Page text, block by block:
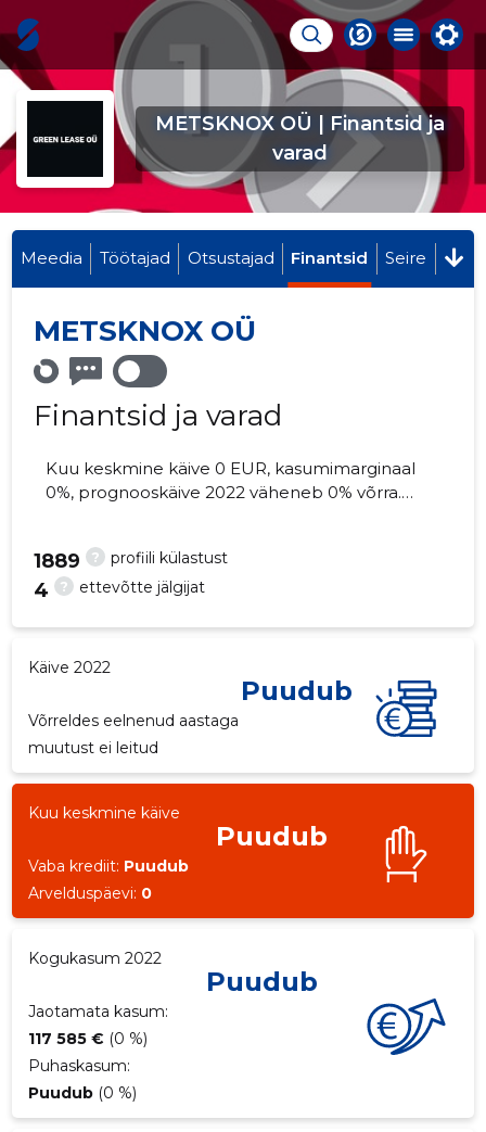
METSKNOX OÜ | Finantsid ja
varad
Meedia Töötajad Otsustajad Finantsid Seire
METSKNOX OÜ
Finantsid ja varad
Kuu keskmine käive 0 EUR, kasumimarginaal
0%, prognooskäive 2022 väheneb 0% võrra.
? profiili külastust
1889
? ettevõtte jälgijat
4
Käive 2022
Puudub
Võrreldes eelnenud aastaga
muutust ei leitud
Kuu keskmine käive
Puudub
Vaba krediit: Puudub
Arvelduspäevi: 0
Kogukasum 2022
Puudub
Jaotamata kasum:
117 585 € (0 %)
Puhaskasum:
Puudub (0 %)